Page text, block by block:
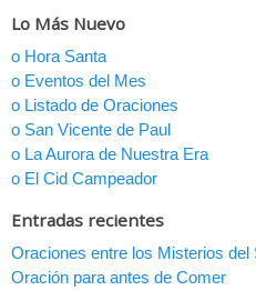
Lo Más Nuevo
o Hora Santa
o Eventos del Mes
o Listado de Oraciones
o San Vicente de Paul
o La Aurora de Nuestra Era
o El Cid Campeador
Entradas recientes
Oraciones entre los Misterios del
Oración para antes de Comer